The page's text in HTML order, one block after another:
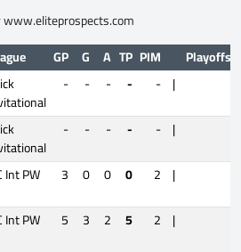
www.eliteprospects.com
GP G A TP PIM Playoffs
- - - - - |
- - - - - |
Int PW 3 0 0 0 2 |
Int PW 5 3 2 5 2 |